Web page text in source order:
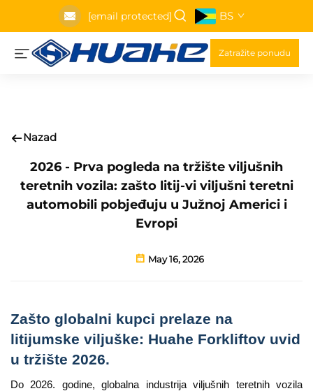
[email protected] BS
Zatražite ponudu
Nazad
2026 - Prva pogleda na tržište viljušnih
teretnih vozila: zašto litij-vi viljušni teretni
automobili pobjeđuju u Južnoj Americi i
Evropi
May 16, 2026
Zašto globalni kupci prelaze na
litijumske viljuške: Huahe Forkliftov uvid
u tržište 2026.
Do 2026. godine, globalna industrija viljušnih teretnih vozila